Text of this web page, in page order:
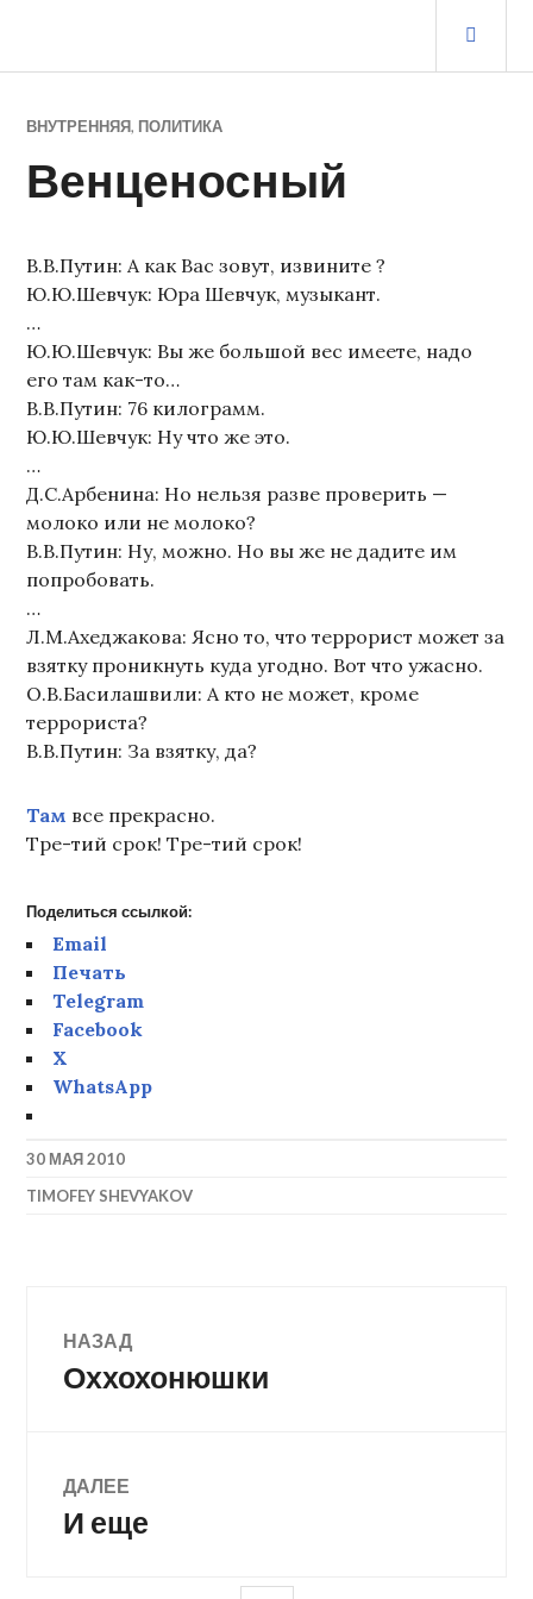
содержимому
ЖУРНАЛ СТАРОГО ВОРЧУНА
ВНУТРЕННЯЯ, ПОЛИТИКА
Венценосный
В.В.Путин: А как Вас зовут, извините ?
Ю.Ю.Шевчук: Юра Шевчук, музыкант.
…
Ю.Ю.Шевчук: Вы же большой вес имеете, надо
его там как-то…
В.В.Путин: 76 килограмм.
Ю.Ю.Шевчук: Ну что же это.
…
Д.С.Арбенина: Но нельзя разве проверить —
молоко или не молоко?
В.В.Путин: Ну, можно. Но вы же не дадите им
попробовать.
…
Л.М.Ахеджакова: Ясно то, что террорист может за
взятку проникнуть куда угодно. Вот что ужасно.
О.В.Басилашвили: А кто не может, кроме
террориста?
В.В.Путин: За взятку, да?
Там все прекрасно.
Тре-тий срок! Тре-тий срок!
Поделиться ссылкой:
Email
Печать
Telegram
Facebook
X
WhatsApp
30 МАЯ 2010
TIMOFEY SHEVYAKOV
Навигация
по
НАЗАД
Предыдущая
Оххохонюшки
ДАЛЕЕ
Следующая
запись:
И еще